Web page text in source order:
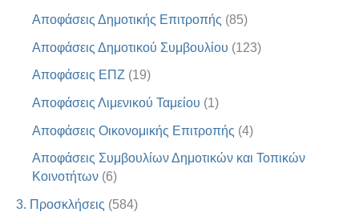
Αποφάσεις Δημοτικής Επιτροπής (85)
Αποφάσεις Δημοτικού Συμβουλίου (123)
Αποφάσεις ΕΠΖ (19)
Αποφάσεις Λιμενικού Ταμείου (1)
Αποφάσεις Οικονομικής Επιτροπής (4)
Αποφάσεις Συμβουλίων Δημοτικών και Τοπικών
Κοινοτήτων (6)
3. Προσκλήσεις (584)